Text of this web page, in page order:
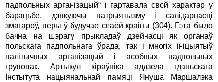
падпольных арганізацый“ і гартавала свой характар у
барацьбе, дзякуючы патрыятызму і салідарнасці
змагароў, веры ў будучае сваёй краіны (304). Гэта было
бачна на шэрагу прыкладаў дзейнасці як органаў
польскага падпольнага ўрада, так і многіх ініцыятыў
палітычных арганізацый і асобных падпольных
груповак. Артыкул кіраўніка аддзела гданьскага
Інстытута нацыянальнай памяці Януша Маршалэка